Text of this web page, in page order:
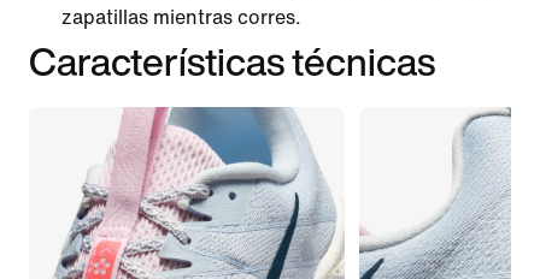
zapatillas mientras corres.
Características técnicas